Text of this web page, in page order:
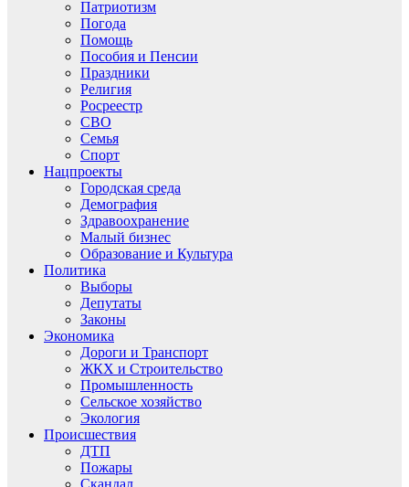
Патриотизм
Погода
Помощь
Пособия и Пенсии
Праздники
Религия
Росреестр
СВО
Семья
Спорт
Нацпроекты
Городская среда
Демография
Здравоохранение
Малый бизнес
Образование и Культура
Политика
Выборы
Депутаты
Законы
Экономика
Дороги и Транспорт
ЖКХ и Строительство
Промышленность
Сельское хозяйство
Экология
Происшествия
ДТП
Пожары
Скандал